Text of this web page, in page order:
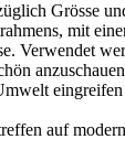
Grösse
mit
Verwendet
eingreifen
auf